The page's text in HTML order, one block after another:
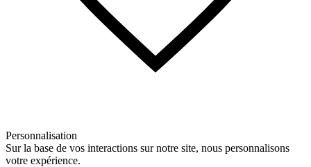
Personnalisation
Sur la base de vos interactions sur notre site, nous personnalisons
votre expérience.